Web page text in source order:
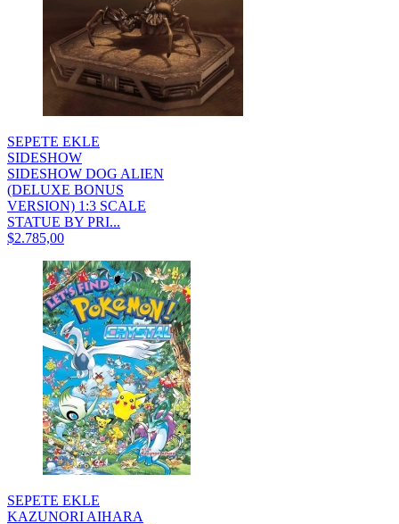
SEPETE EKLE
SIDESHOW
SIDESHOW DOG ALIEN
(DELUXE BONUS
VERSION) 1:3 SCALE
STATUE BY PRI...
$2.785,00
SEPETE EKLE
KAZUNORI AIHARA